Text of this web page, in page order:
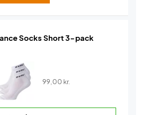
Socks Short 3-pack
99,00 kr.